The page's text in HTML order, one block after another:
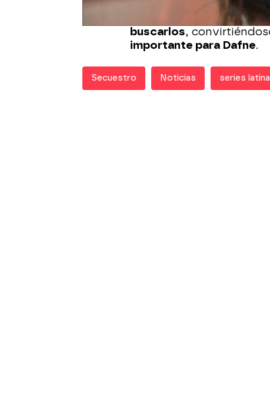
En cuanto ha
buscarlos,
importante para Dafne.
Secuestro Noticias series